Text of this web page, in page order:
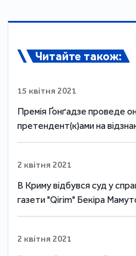
Читайте також:
15 квітня 2021
Премія Ґонґадзе проведе
претендент(к)ами на
2 квітня 2021
В Криму відбувся суд у
газети "Qirim" Бекіра
2 квітня 2021